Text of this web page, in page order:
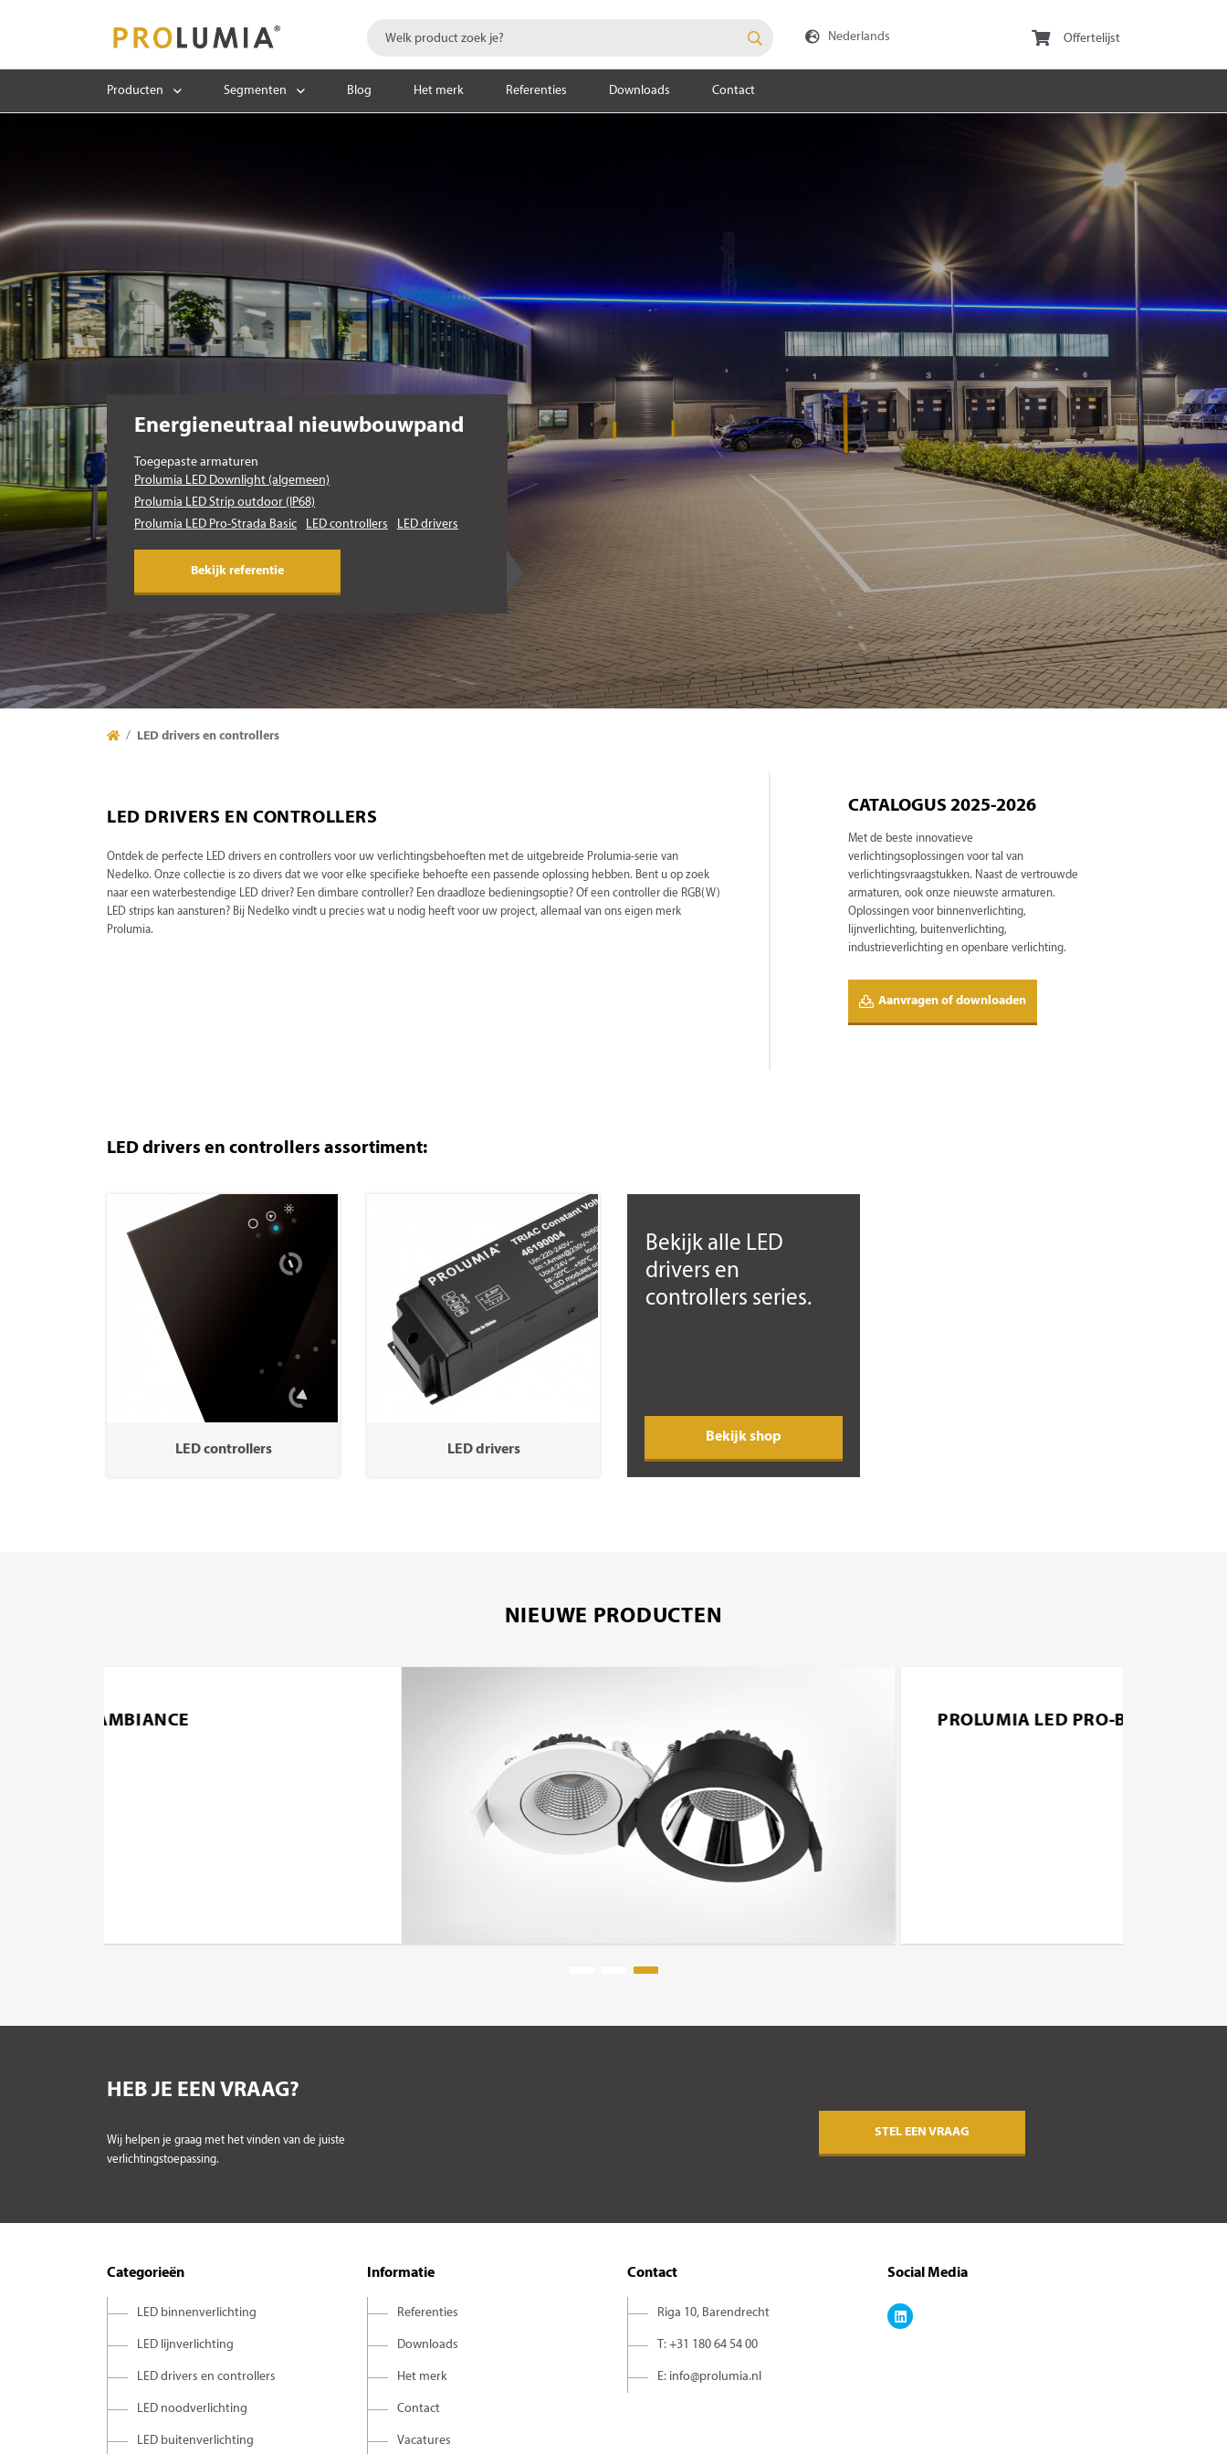
Offertelijst
Producten Segmenten Blog Het merk Referenties Downloads Contact
Energieneutraal nieuwbouwpand
Toegepaste armaturen
Prolumia LED Downlight (algemeen)
Prolumia LED Strip outdoor (IP68)
Prolumia LED Pro-Strada Basic
LED controllers LED drivers
Bekijk referentie
LED drivers en controllers
LED DRIVERS EN CONTROLLERS
Ontdek de perfecte LED drivers en controllers voor uw verlichtingsbehoeften met de uitgebreide Prolumia-serie van
Nedelko. Onze collectie is zo divers dat we voor elke specifieke behoefte een passende oplossing hebben. Bent u op zoek
naar een waterbestendige LED driver? Een dimbare controller? Een draadloze bedieningsoptie? Of een controller die RGB(W)
LED strips kan aansturen? Bij Nedelko vindt u precies wat u nodig heeft voor uw project, allemaal van ons eigen merk
Prolumia.
CATALOGUS 2025-2026
Met de beste innovatieve
verlichtingsoplossingen voor tal van
verlichtingsvraagstukken. Naast de vertrouwde
armaturen, ook onze nieuwste armaturen.
Oplossingen voor binnenverlichting,
lijnverlichting, buitenverlichting,
industrieverlichting en openbare verlichting.
Aanvragen of downloaden
LED drivers en controllers assortiment:
LED controllers LED drivers
Bekijk alle LED
drivers en
controllers series.
bekijk shop
NIEUWE PRODUCTEN
PROLUMIA LED PRO-BATTEN
HEB JE EEN VRAAG?
Wij helpen je graag met het vinden van de juiste
verlichtingstoepassing.
STEL EEN VRAAG
Categorieën
LED binnenverlichting
LED lijnverlichting
LED drivers en controllers
LED noodverlichting
LED buitenverlichting
Informatie
Referenties
Downloads
Het merk
Contact
Vacatures
Contact
Riga 10, Barendrecht
T: +31 180 64 54 00
E: info@prolumia.nl
Social Media